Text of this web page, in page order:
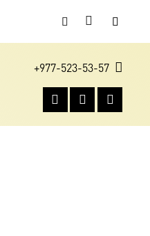
+977-523-53-57